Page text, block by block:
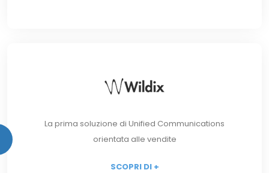
La prima soluzione di Unified Communications
orientata alle vendite
SCOPRI DI +